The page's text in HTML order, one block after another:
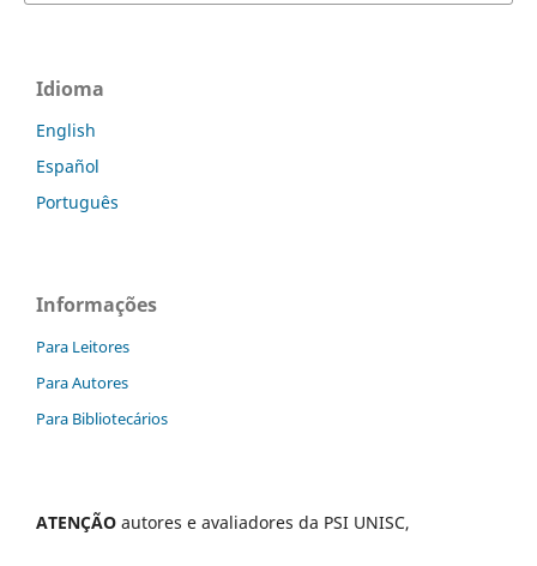
Idioma
English
Español
Português
Informações
Para Leitores
Para Autores
Para Bibliotecários
ATENÇÃO autores e avaliadores da PSI UNISC,